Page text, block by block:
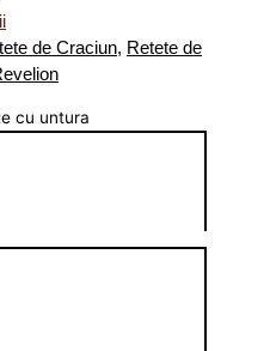
de Craciun, Retete de